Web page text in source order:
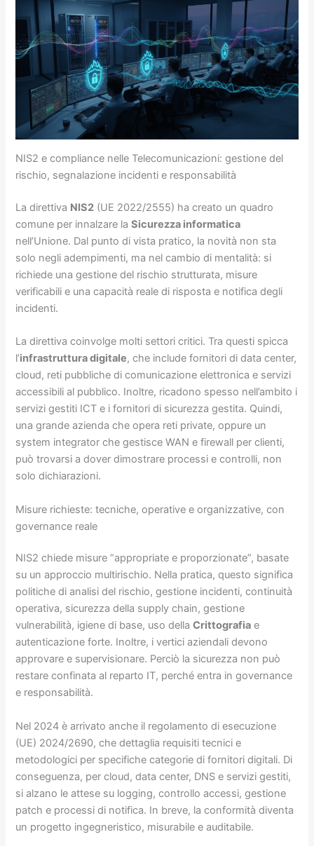
NIS2 e compliance nelle Telecomunicazioni: gestione del
rischio, segnalazione incidenti e responsabilità
La direttiva NIS2 (UE 2022/2555) ha creato un quadro
comune per innalzare laSicurezza informatica
nell’Unione. Dal punto di vista pratico, la novità non sta
solo negli adempimenti, ma nel cambio di mentalità: si
richiede una gestione del rischio strutturata, misure
verificabili e una capacità reale di risposta e notifica degli
incidenti.
La direttiva coinvolge molti settori critici. Tra questi spicca
l’infrastruttura digitale, che include fornitori di data center,
cloud, reti pubbliche di comunicazione elettronica e servizi
accessibili al pubblico. Inoltre, ricadono spesso nell’ambito i
servizi gestiti ICT e i fornitori di sicurezza gestita. Quindi,
una grande azienda che opera reti private, oppure un
system integrator che gestisce WAN e firewall per clienti,
può trovarsi a dover dimostrare processi e controlli, non
solo dichiarazioni.
Misure richieste: tecniche, operative e organizzative, con
governance reale
NIS2 chiede misure “appropriate e proporzionate”, basate
su un approccio multirischio. Nella pratica, questo significa
politiche di analisi del rischio, gestione incidenti, continuità
operativa, sicurezza della supply chain, gestione
vulnerabilità, igiene di base, uso dellaCrittografia e
autenticazione forte. Inoltre, i vertici aziendali devono
approvare e supervisionare. Perciò la sicurezza non può
restare confinata al reparto IT, perché entra in governance
e responsabilità.
Nel 2024 è arrivato anche il regolamento di esecuzione
(UE) 2024/2690, che dettaglia requisiti tecnici e
metodologici per specifiche categorie di fornitori digitali. Di
conseguenza, per cloud, data center, DNS e servizi gestiti,
si alzano le attese su logging, controllo accessi, gestione
patch e processi di notifica. In breve, la conformità diventa
un progetto ingegneristico, misurabile e auditabile.